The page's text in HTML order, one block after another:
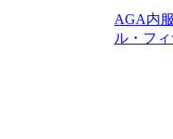
AGA内
ル・フィ